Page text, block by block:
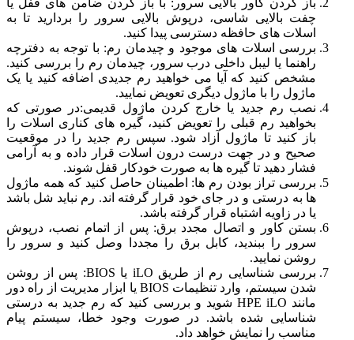
چفت بالایی شاسی، درپوش بالایی سرور را بردارید تا به
اسلات های حافظه دسترسی پیدا کنید.
بررسی اسلات های موجود و چیدمان رم: با توجه به دفترچه
راهنما یا لیبل داخلی درب سرور، چیدمان رم را بررسی کنید.
مشخص کنید که آیا می خواهید رم جدیدی اضافه کنید یا یک
ماژول را با ماژول دیگری تعویض نمایید.
نصب رم جدید یا خارج کردن ماژول قدیمی:در صورتی که
بخواهید رم قبلی را تعویض کنید، گیره های کناری اسلات را
باز کنید تا ماژول آزاد شود. سپس رم جدید را در موقعیت
صحیح و در جهت درست درون اسلات قرار داده و به آرامی
فشار دهید تا گیره ها به صورت خودکار قفل شوند.
بررسی تراز بودن رم ها: اطمینان حاصل کنید که همه ماژول
ها به درستی و در جای خود قرار گرفته اند. رم نباید شل باشد
یا در زاویه اشتباه قرار گرفته باشد.
بستن کاور و اتصال مجدد برق: پس از اتمام نصب، درپوش
سرور را ببندید، کابل برق را مجددا وصل کنید و سرور را
روشن نمایید.
بررسی شناسایی رم از طریق iLO یا BIOS: پس از روشن
شدن سیستم، وارد تنظیمات BIOS یا ابزار مدیریت از راه دور
مانند HPE iLO شوید و بررسی کنید که رم جدید به درستی
شناسایی شده باشد. در صورت وجود خطا، سیستم پیام
مناسب را نمایش خواهد داد.